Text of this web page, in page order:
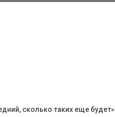
сколько таких еще будет»